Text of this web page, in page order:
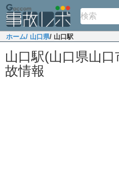
ホーム/ 山口県/ 山口駅
山口駅(山口県山
故情報